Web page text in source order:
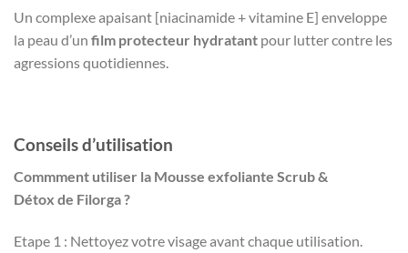
Un complexe apaisant [niacinamide + vitamine E] enveloppe
la peau d’un film protecteur hydratant pour lutter contre les
agressions quotidiennes.
Conseils d’utilisation
Commment utiliser la Mousse exfoliante Scrub &
Détox de Filorga ?
Etape 1 : Nettoyez votre visage avant chaque utilisation.